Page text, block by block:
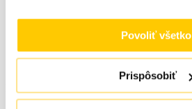
Povoliť všetko
Prispôsobiť
SILIKÓNOVÁ OMIETKA